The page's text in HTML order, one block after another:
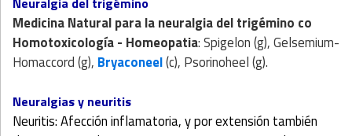
Medicina Naturalpara la neuralgia del trigémino co
Homotoxicología - Homeopatia: Spigelon (g), Gelsemium-
Homaccord (g), Bryaconeel(c), Psorinoheel (g).
Neuralgias y neuritis
Neuritis: Afección inflamatoria, y por extensión también